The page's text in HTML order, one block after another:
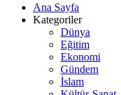
Ana Sayfa
Kategoriler
Dünya
Eğitim
Ekonomi
Gündem
İslam